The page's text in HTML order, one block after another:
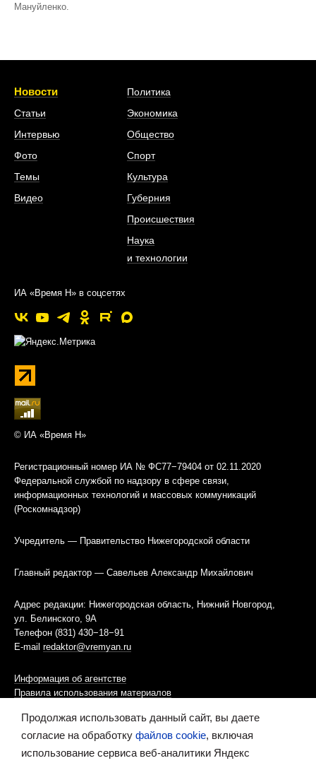
Мануйленко.
Новости
Статьи
Интервью
Фото
Темы
Видео
Политика
Экономика
Общество
Спорт
Культура
Губерния
Происшествия
Наука
и технологии
ИА «Время Н» в соцсетях
© ИА «Время Н»
Регистрационный номер ИА № ФС77−79404 от 02.11.2020
Федеральной службой по надзору в сфере связи,
информационных технологий и массовых коммуникаций
(Роскомнадзор)
Учредитель — Правительство Нижегородской области
Главный редактор — Савельев Александр Михайлович
Адрес редакции: Нижегородская область, Нижний Новгород,
ул. Белинского, 9А
Телефон (831) 430−18−91
E-mail redaktor@vremyan.ru
Информация об агентстве
Правила использования материалов
Информационная политика использования «cookies»-файлов
Ресурс содержит материалы 16+
Продолжая использовать данный сайт, вы даете
согласие на обработку файлов cookie, включая
использование сервиса веб-аналитики Яндекс